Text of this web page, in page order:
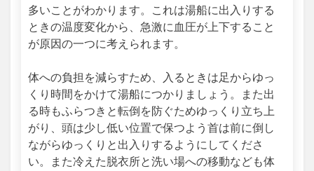
多いことがわかります。これは湯船に出入りする
ときの温度変化から、急激に血圧が上下すること
が原因の一つに考えられます。
体への負担を減らすため、入るときは足からゆっ
くり時間をかけて湯船につかりましょう。また出
る時もふらつきと転倒を防ぐためゆっくり立ち上
がり、頭は少し低い位置で保つよう首は前に倒し
ながらゆっくりと出入りするようにしてくださ
い。また冷えた脱衣所と洗い場への移動なども体